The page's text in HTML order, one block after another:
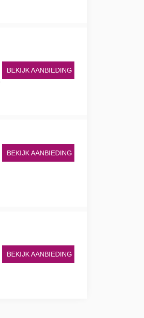
BEKIJK AANBIEDING
BEKIJK AANBIEDING
BEKIJK AANBIEDING